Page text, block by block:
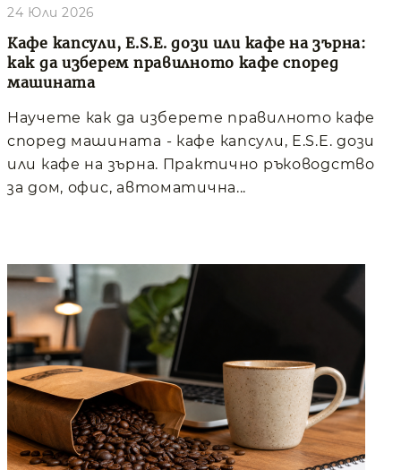
Кафе капсули, E.S.E. дози или кафе на зърна:
как да изберем правилното кафе според
машината
24 Юли 2026
Научете как да изберете правилното кафе
според машината - кафе капсули, E.S.E. дози
или кафе на зърна. Практично ръководство
за дом, офис, автоматична...